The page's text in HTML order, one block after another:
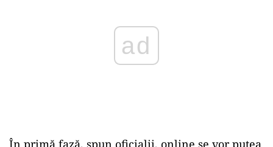
În primă fază, spun oficialii, online se vor putea